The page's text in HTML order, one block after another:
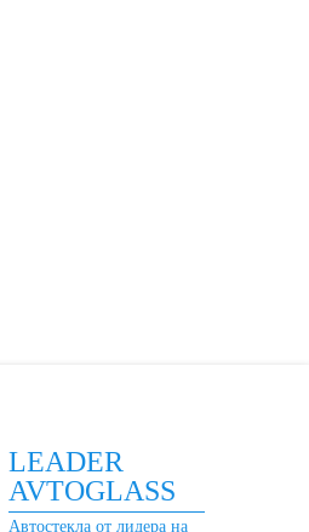
LEADER
AVTOGLASS
Автостекла от лидера на